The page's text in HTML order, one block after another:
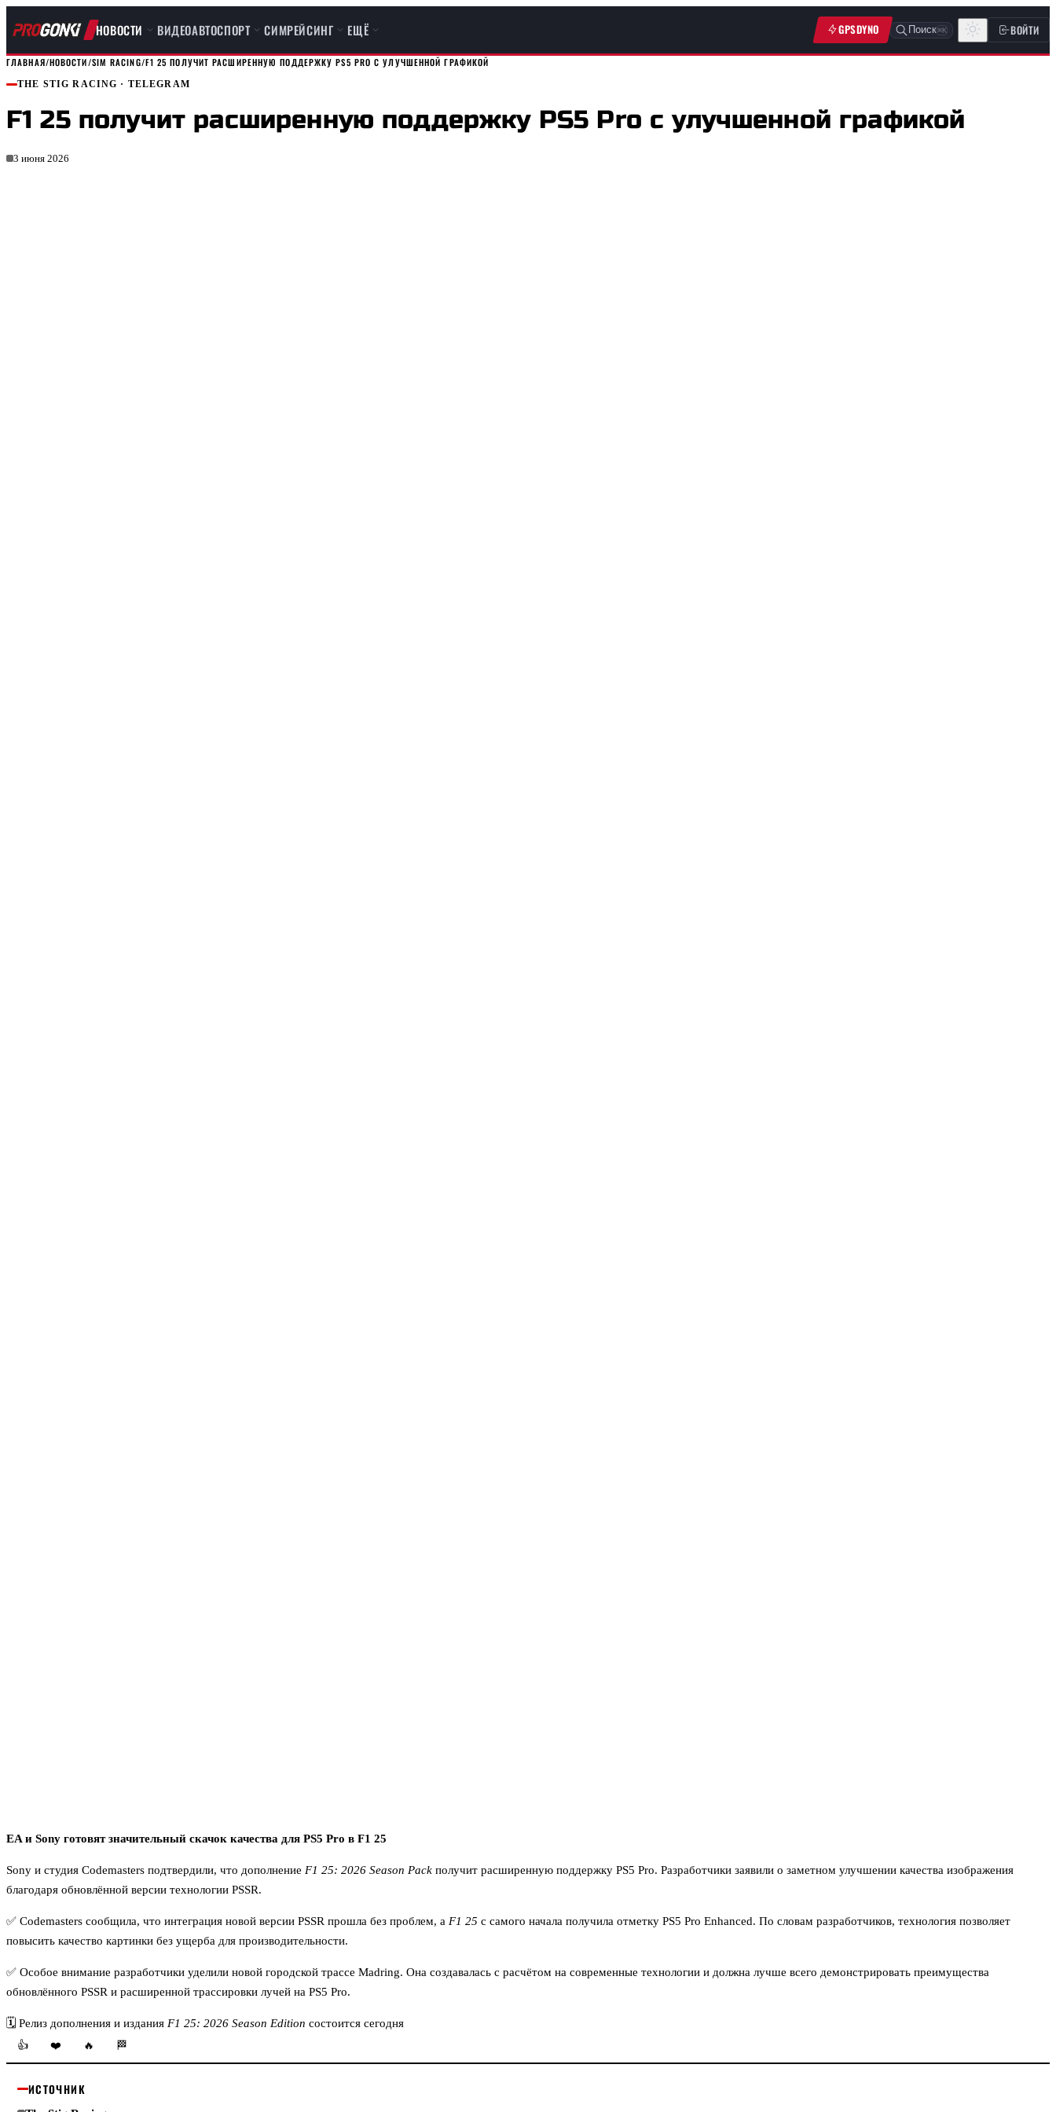
НОВОСТИ ВИДЕОАВТОСПОРТ СИМРЕЙСИНГ ЕЩЁ GPSDYNO Поиск⌘K ВОЙТИ
ГЛАВНАЯ/НОВОСТИ/SIM RACING/F1 25 ПОЛУЧИТ РАСШИРЕННУЮ ПОДДЕРЖКУ PS5 PRO С УЛУЧШЕННОЙ ГРАФИКОЙ
THE STIG RACING · TELEGRAM
F1 25 получит расширенную поддержку PS5 Pro с улучшенной графикой
3 июня 2026
EA и Sony готовят значительный скачок качества для PS5 Pro в F1 25
Sony и студия Codemasters подтвердили, что дополнение F1 25: 2026 Season Pack получит расширенную поддержку PS5 Pro. Разработчики заявили о заметном улучшении качества изображения
благодаря обновлённой версии технологии PSSR.
✅ Codemasters сообщила, что интеграция новой версии PSSR прошла без проблем, а F1 25 с самого начала получила отметку PS5 Pro Enhanced. По словам разработчиков, технология позволяет
повысить качество картинки без ущерба для производительности.
✅ Особое внимание разработчики уделили новой городской трассе Madring. Она создавалась с расчётом на современные технологии и должна лучше всего демонстрировать преимущества
обновлённого PSSR и расширенной трассировки лучей на PS5 Pro.
🗓 Релиз дополнения и издания F1 25: 2026 Season Edition состоится сегодня
👍
❤️ 🔥 🏁
ИСТОЧНИК